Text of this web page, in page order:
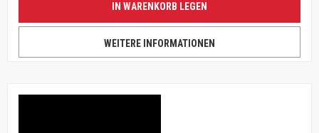
IN WARENKORB LEGEN
WEITERE INFORMATIONEN